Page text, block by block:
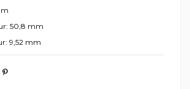
50,8 mm
9,52 mm